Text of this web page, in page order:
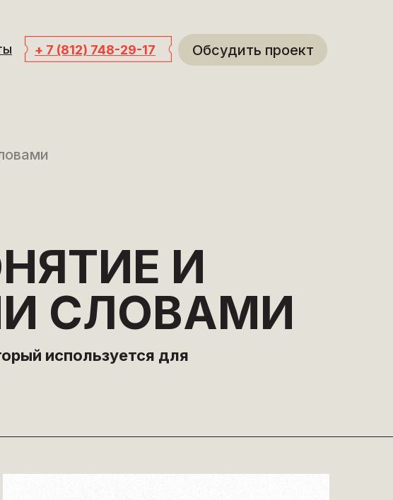
Обсудить проект
+ 7 (812) 748-29-17
И
СЛОВАМИ
используется для